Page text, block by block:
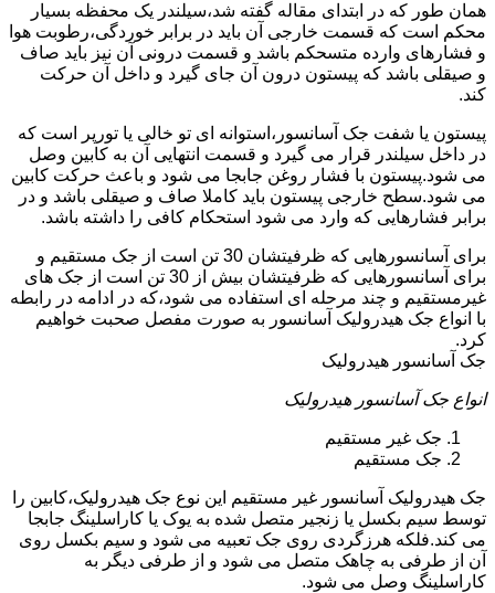
همان طور که در ابتدای مقاله گفته شد،سیلندر یک محفظه بسیار
محکم است که قسمت خارجی آن باید در برابر خوردگی،رطوبت هوا
و فشارهای وارده متسحکم باشد و قسمت درونی آن نیز باید صاف
و صیقلی باشد که پیستون درون آن جای گیرد و داخل آن حرکت
کند.
پیستون یا شفت جک آسانسور،استوانه ای تو خالی یا تورپر است که
در داخل سیلندر قرار می گیرد و قسمت انتهایی آن به کابین وصل
می شود.پیستون با فشار روغن جابجا می شود و باعث حرکت کابین
می شود.سطح خارجی پیستون باید کاملا صاف و صیقلی باشد و در
برابر فشارهایی که وارد می شود استحکام کافی را داشته باشد.
برای آسانسورهایی که ظرفیتشان 30 تن است از جک مستقیم و
برای آسانسورهایی که ظرفیتشان بیش از 30 تن است از جک های
غیرمستقیم و چند مرحله ای استفاده می شود،که در ادامه در رابطه
با انواع جک هیدرولیک آسانسور به صورت مفصل صحبت خواهیم
کرد.
جک آسانسور هیدرولیک
انواع جک آسانسور هیدرولیک
جک غیر مستقیم
جک مستقیم
جک هیدرولیک آسانسور غیر مستقیم این نوع جک هیدرولیک،کابین را
توسط سیم بکسل یا زنجیر متصل شده به یوک یا کاراسلینگ جابجا
می کند.فلکه هرزگردی روی جک تعبیه می شود و سیم بکسل روی
آن از طرفی به چاهک متصل می شود و از طرفی دیگر به
کاراسلینگ وصل می شود.